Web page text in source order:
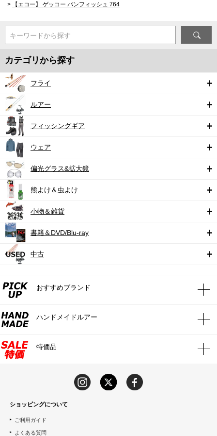
>
【エコー】 ゲッコー パンフィッシュ 764
キーワードから探す
カテゴリから探す
フライ
ルアー
フィッシングギア
ウェア
偏光グラス&拡大鏡
熊よけ＆虫よけ
小物＆雑貨
書籍＆DVD/Blu-ray
中古
おすすめブランド
ハンドメイドルアー
特価品
ショッピングについて
ご利用ガイド
よくある質問